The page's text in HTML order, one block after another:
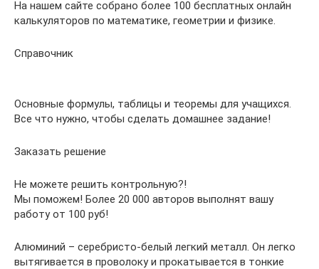
На нашем сайте собрано более 100 бесплатных онлайн
калькуляторов по математике, геометрии и физике.
Справочник
Основные формулы, таблицы и теоремы для учащихся.
Все что нужно, чтобы сделать домашнее задание!
Заказать решение
Не можете решить контрольную?!
Мы поможем! Более 20 000 авторов выполнят вашу
работу от 100 руб!
Алюминий – серебристо-белый легкий металл. Он легко
вытягивается в проволоку и прокатывается в тонкие